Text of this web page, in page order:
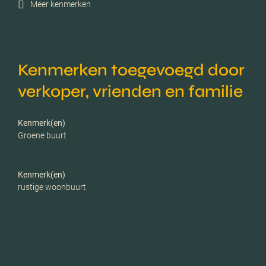
Dakisolatie, muurisolatie,
grotendeels dubbelglas
Verwarming
Meer kenmerken
Kenmerken toegevoegd door
verkoper, vrienden en familie
Kenmerk(en)
Groene buurt
Kenmerk(en)
rustige woonbuurt